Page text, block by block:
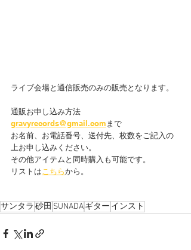
ライブ会場と通信販売のみの販売となります。
通販お申し込み方法
gravyrecords@gmail.com まで
お名前、お電話番号、送付先、枚数をご記入の
上お申し込みください。
その他アイテムと同時購入も可能です。
リストは こちらから。
サンタラ 砂田 SUNADAギター インスト